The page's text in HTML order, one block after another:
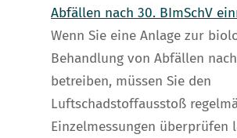
Abfällen nach 30. BImSchV
Wenn Sie eine Anlage zur
Behandlung von Abfällen
betreiben, müssen Sie den
Luftschadstoffausstoß
Einzelmessungen überprüfen